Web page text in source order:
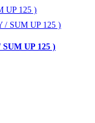
UP 125 )